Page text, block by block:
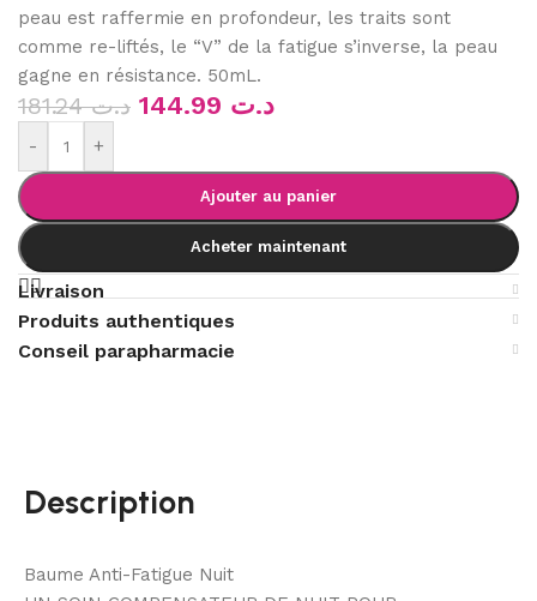
peau est raffermie en profondeur, les traits sont
comme re-liftés, le “V” de la fatigue s’inverse, la peau
gagne en résistance. 50mL.
د.ت181.24 د.ت
- +
Ajouter au panier
Acheter maintenant
Livraison
Produits authentiques
Conseil parapharmacie
Description
Baume Anti-Fatigue Nuit